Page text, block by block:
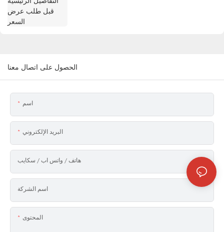
الحصول على اتصال معنا
اسم
البريد الإلكتروني
هاتف / واتس اب / سكايب
اسم الشركة
المحتوى